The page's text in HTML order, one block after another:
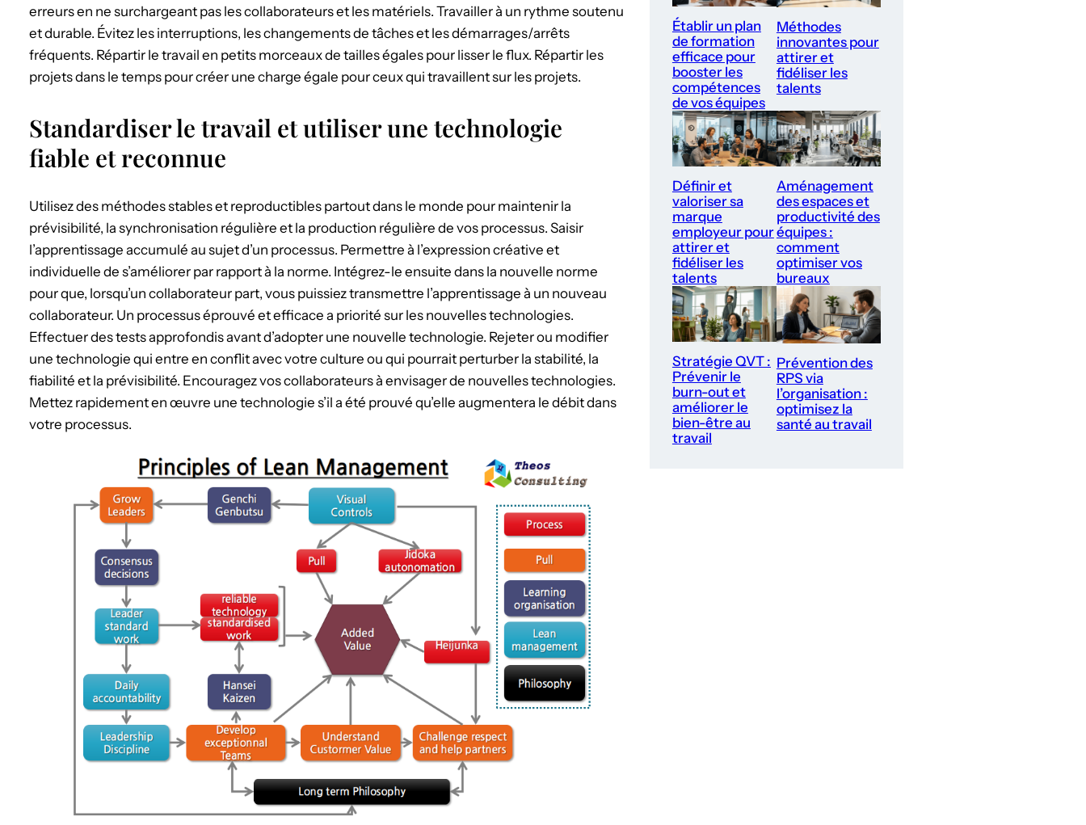
erreurs en ne surchargeant pas les collaborateurs et les matériels. Travailler à un rythme soutenu
et durable. Évitez les interruptions, les changements de tâches et les démarrages/arrêts
fréquents. Répartir le travail en petits morceaux de tailles égales pour lisser le flux. Répartir les
projets dans le temps pour créer une charge égale pour ceux qui travaillent sur les projets.
Standardiser le travail et utiliser une technologie
fiable et reconnue
Utilisez des méthodes stables et reproductibles partout dans le monde pour maintenir la
prévisibilité, la synchronisation régulière et la production régulière de vos processus. Saisir
l’apprentissage accumulé au sujet d’un processus. Permettre à l’expression créative et
individuelle de s’améliorer par rapport à la norme. Intégrez-le ensuite dans la nouvelle norme
pour que, lorsqu’un collaborateur part, vous puissiez transmettre l’apprentissage à un nouveau
collaborateur. Un processus éprouvé et efficace a priorité sur les nouvelles technologies.
Effectuer des tests approfondis avant d’adopter une nouvelle technologie. Rejeter ou modifier
une technologie qui entre en conflit avec votre culture ou qui pourrait perturber la stabilité, la
fiabilité et la prévisibilité. Encouragez vos collaborateurs à envisager de nouvelles technologies.
Mettez rapidement en œuvre une technologie s’il a été prouvé qu’elle augmentera le débit dans
votre processus.
Établir un plan
de formation
efficace pour
booster les
compétences
de vos équipes
Méthodes
innovantes pour
attirer et
fidéliser les
talents
Définir et
valoriser sa
marque
employeur pour
attirer et
fidéliser les
talents
Aménagement
des espaces et
productivité des
équipes :
comment
optimiser vos
bureaux
Stratégie QVT :
Prévenir le
burn-out et
améliorer le
bien-être au
travail
Prévention des
RPS via
l’organisation :
optimisez la
santé au travail